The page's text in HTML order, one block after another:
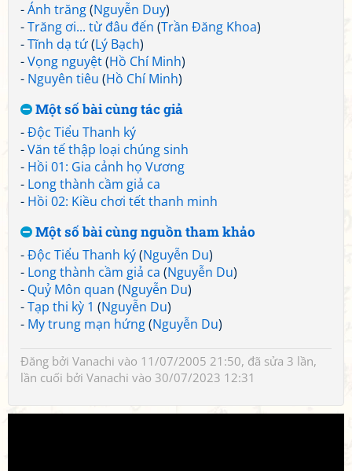
-Ánh trăng(Nguyễn Duy)
-Trăng ơi... từ đâu đến (Trần Đăng Khoa)
-Tĩnh dạ tứ(Lý Bạch)
-Vọng nguyệt(Hồ Chí Minh)
- Nguyên tiêu (Hồ Chí Minh)
Một số bài cùng tác giả
-Độc Tiểu Thanh ký
-Văn tế thập loại chúng sinh
- Hồi 01: Gia cảnh họ Vương
- Long thành cầm giả ca
- Hồi 02: Kiều chơi tết thanh minh
Một số bài cùng nguồn tham khảo
-Độc Tiểu Thanh ký(Nguyễn Du)
- Long thành cầm giả ca (Nguyễn Du)
- Quỷ Môn quan (Nguyễn Du)
-Tạp thi kỳ 1 (Nguyễn Du)
- My trung mạn hứng(Nguyễn Du)
Đăng bởi Vanachi vào 11/07/2005 21:50, đã sửa 3 lần,
lần cuối bởi Vanachi vào 30/07/2023 12:31